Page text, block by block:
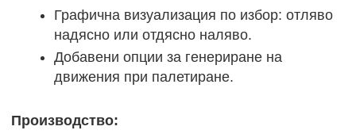
Графична визуализация по избор: отляво
надясно или отдясно наляво.
Добавени опции за генериране на
движения при палетиране.
Производство: